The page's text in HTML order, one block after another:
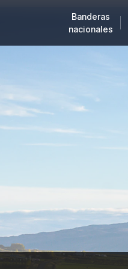
Banderas
nacionales